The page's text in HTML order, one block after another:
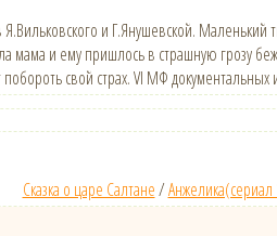
и Г.Янушевской.
мама и ему пришлось в страшную грозу
побороть свой страх. VI МФ
Сказка о царе Салтане/Анжелика(сериал